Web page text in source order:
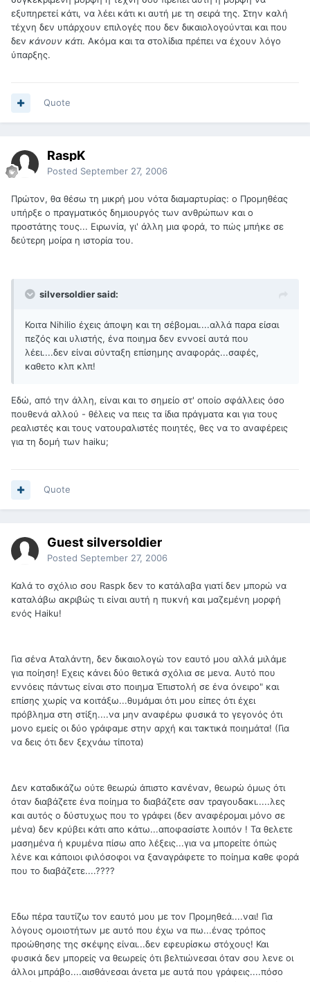
εξυπηρετεί κάτι, να λέει κάτι κι αυτή με τη σειρά της. Στην καλή
τέχνη δεν υπάρχουν επιλογές που δεν δικαιολογούνται και που
δεν κάνουν κάτι. Ακόμα και τα στολίδια πρέπει να έχουν λόγο
ύπαρξης.
Quote
RaspK
Posted September 27, 2006
Πρώτον, θα θέσω τη μικρή μου νότα διαμαρτυρίας: ο Προμηθέας
υπήρξε ο πραγματικός δημιουργός των ανθρώπων και ο
προστάτης τους... Ειρωνία, γι' άλλη μια φορά, το πώς μπήκε σε
δεύτερη μοίρα η ιστορία του.
silversoldier said:
Κοιτα Nihilio έχεις άποψη και τη σέβομαι....αλλά παρα είσαι
πεζός και υλιστής, ένα ποιημα δεν εννοεί αυτά που
λέει....δεν είναι σύνταξη επίσημης αναφοράς...σαφές,
καθετο κλπ κλπ!
Εδώ, από την άλλη, είναι και το σημείο στ' οποίο σφάλλεις όσο
πουθενά αλλού - θέλεις να πεις τα ίδια πράγματα και για τους
ρεαλιστές και τους νατουραλιστές ποιητές, θες να το αναφέρεις
για τη δομή των haiku;
Quote
Guest silversoldier
Posted September 27, 2006
Καλά το σχόλιο σου Raspk δεν το κατάλαβα γιατί δεν μπορώ να
καταλάβω ακριβώς τι είναι αυτή η πυκνή και μαζεμένη μορφή
ενός Haiku!
Για σένα Αταλάντη, δεν δικαιολογώ τον εαυτό μου αλλά μιλάμε
για ποίηση! Εχεις κάνει δύο θετικά σχόλια σε μενα. Αυτό που
εννόεις πάντως είναι στο ποιημα Ἑπιστολή σε ένα όνειρο" και
επίσης χωρίς να κοιτάξω...θυμάμαι ότι μου είπες ότι έχει
πρόβλημα στη στίξη....να μην αναφέρω φυσικά το γεγονός ότι
μονο εμείς οι δύο γράφαμε στην αρχή και τακτικά ποιημάτα! (Για
να δεις ότι δεν ξεχνάω τίποτα)
Δεν καταδικάζω ούτε θεωρώ άπιστο κανέναν, θεωρώ όμως ότι
όταν διαβάζετε ένα ποίημα το διαβάζετε σαν τραγουδακι.....λες
και αυτός ο δύστυχως που το γράφει (δεν αναφέρομαι μόνο σε
μένα) δεν κρύβει κάτι απο κάτω...αποφασίστε λοιπόν ! Τα θελετε
μασημένα ή κρυμένα πίσω απο λέξεις...για να μπορείτε όπώς
λένε και κάποιοι φιλόσοφοι να ξαναγράφετε το ποίημα καθε φορά
που το διαβάζετε....????
Εδω πέρα ταυτίζω τον εαυτό μου με τον Προμηθεά....ναι! Για
λόγους ομοιοτήτων με αυτό που έχω να πω...ένας τρόπος
προώθησης της σκέψης είναι...δεν εφευρίσκω στόχους! Και
φυσικά δεν μπορείς να θεωρείς ότι βελτιώνεσαι όταν σου λενε οι
άλλοι μπράβο....αισθάνεσαι άνετα με αυτά που γράφεις....πόσο